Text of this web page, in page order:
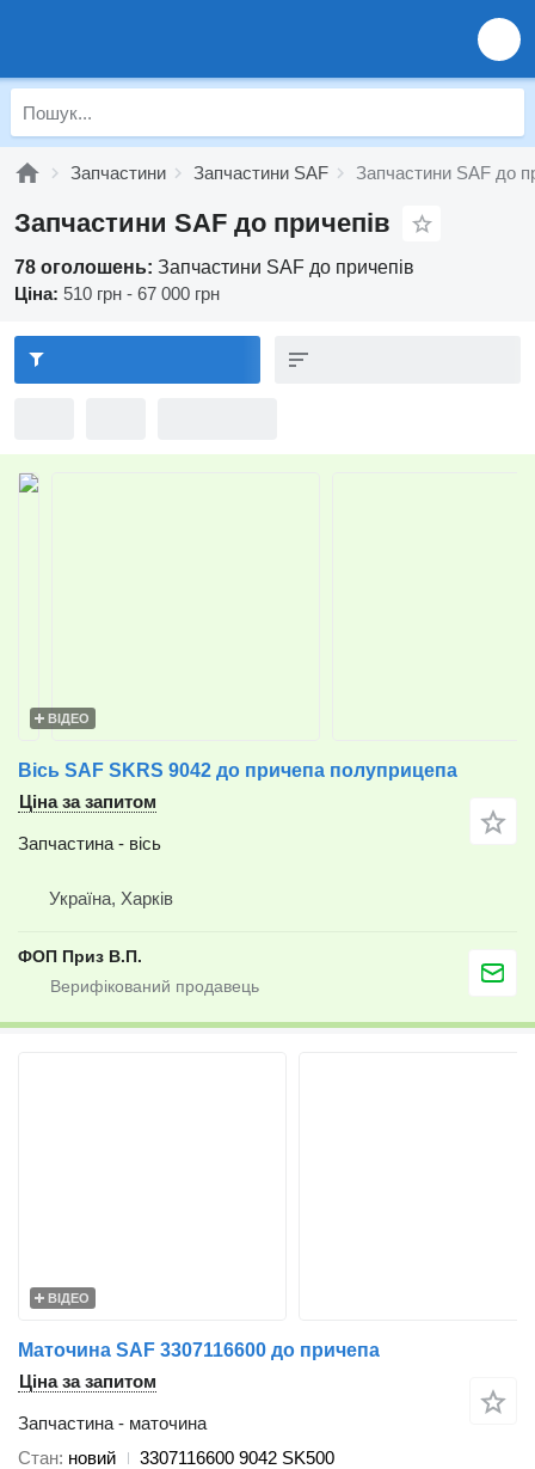
Запчастини Запчастини SAF Запчастини SAF до
Запчастини SAF до причепів
78 оголошень: Запчастини SAF до причепів
Ціна: 510 грн - 67 000 грн
ВІДЕО
Вісь SAF SKRS 9042 до причепа полуприцепа
Ціна за запитом
Запчастина - вісь
Україна, Харків
ФОП Приз В.П.
ВІДЕО
Маточина SAF 3307116600 до причепа
Ціна за запитом
Запчастина - маточина
Стан новий
3307116600 9042 SK500